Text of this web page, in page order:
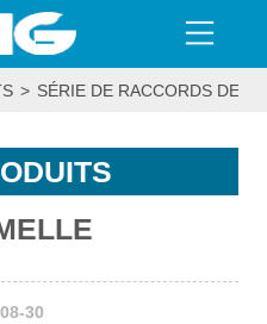
> SÉRIE DE RACCORDS DE
30